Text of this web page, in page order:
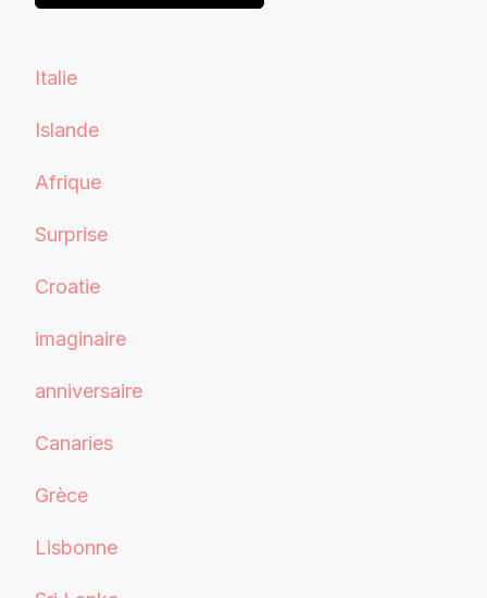
Italie
Islande
Afrique
Surprise
Croatie
imaginaire
anniversaire
Canaries
Grèce
Lisbonne